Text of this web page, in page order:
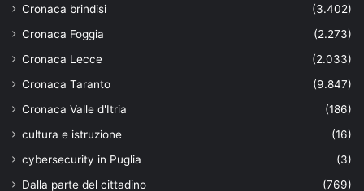
Cronaca brindisi
(3.402)
Cronaca Foggia
(2.273)
Cronaca Lecce
(2.033)
Cronaca Taranto
(9.847)
Cronaca Valle d'Itria
(186)
cultura e istruzione
(16)
cybersecurity in Puglia
(3)
Dalla parte del cittadino
(769)